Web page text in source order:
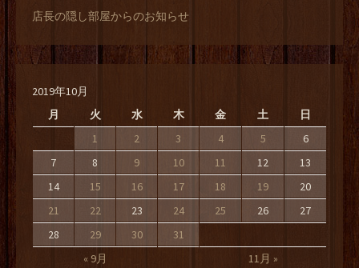
店長の隠し部屋からのお知らせ
2019年10月
月
火 水 木 金 土 日
« 9月 11月 »
1 2 3 4 5
6
7
8 9 10 11 12
13
14
15 16 17 18 19
20
21
22 23 24 25 26
27
28
29 30 31